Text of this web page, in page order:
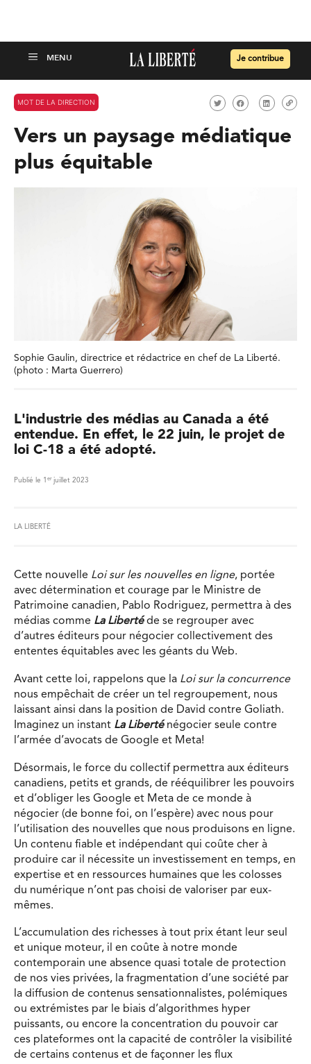
Je contribue
MOT DE LA DIRECTION
Vers un paysage médiatique
plus équitable
Sophie Gaulin, directrice et rédactrice en chef de La Liberté.
(photo : Marta Guerrero)
L'industrie des médias au Canada a été
entendue. En effet, le 22 juin, le projet de
loi C-18 a été adopté.
Publié le 1 er juillet 2023
LA LIBERTÉ
Cette nouvelle Loi sur les nouvelles en ligne, portée
avec détermination et courage par le Ministre de
Patrimoine canadien, Pablo Rodriguez, permettra à des
médias comme La Libertéde se regrouper avec
d’autres éditeurs pour négocier collectivement des
ententes équitables avec les géants du Web.
Avant cette loi, rappelons que la Loi sur la concurrence
nous empêchait de créer un tel regroupement, nous
laissant ainsi dans la position de David contre Goliath.
Imaginez un instant La Liberté négocier seule contre
l’armée d’avocats de Google et Meta!
Désormais, le force du collectif permettra aux éditeurs
canadiens, petits et grands, de rééquilibrer les pouvoirs
et d’obliger les Google et Meta de ce monde à
négocier (de bonne foi, on l’espère) avec nous pour
l’utilisation des nouvelles que nous produisons en ligne.
Un contenu fiable et indépendant qui coûte cher à
produire car il nécessite un investissement en temps, en
expertise et en ressources humaines que les colosses
du numérique n’ont pas choisi de valoriser par eux-
mêmes.
L’accumulation des richesses à tout prix étant leur seul
et unique moteur, il en coûte à notre monde
contemporain une absence quasi totale de protection
de nos vies privées, la fragmentation d’une société par
la diffusion de contenus sensationnalistes, polémiques
ou extrémistes par le biais d’algorithmes hyper
puissants, ou encore la concentration du pouvoir car
ces plateformes ont la capacité de contrôler la visibilité
de certains contenus et de façonner les flux